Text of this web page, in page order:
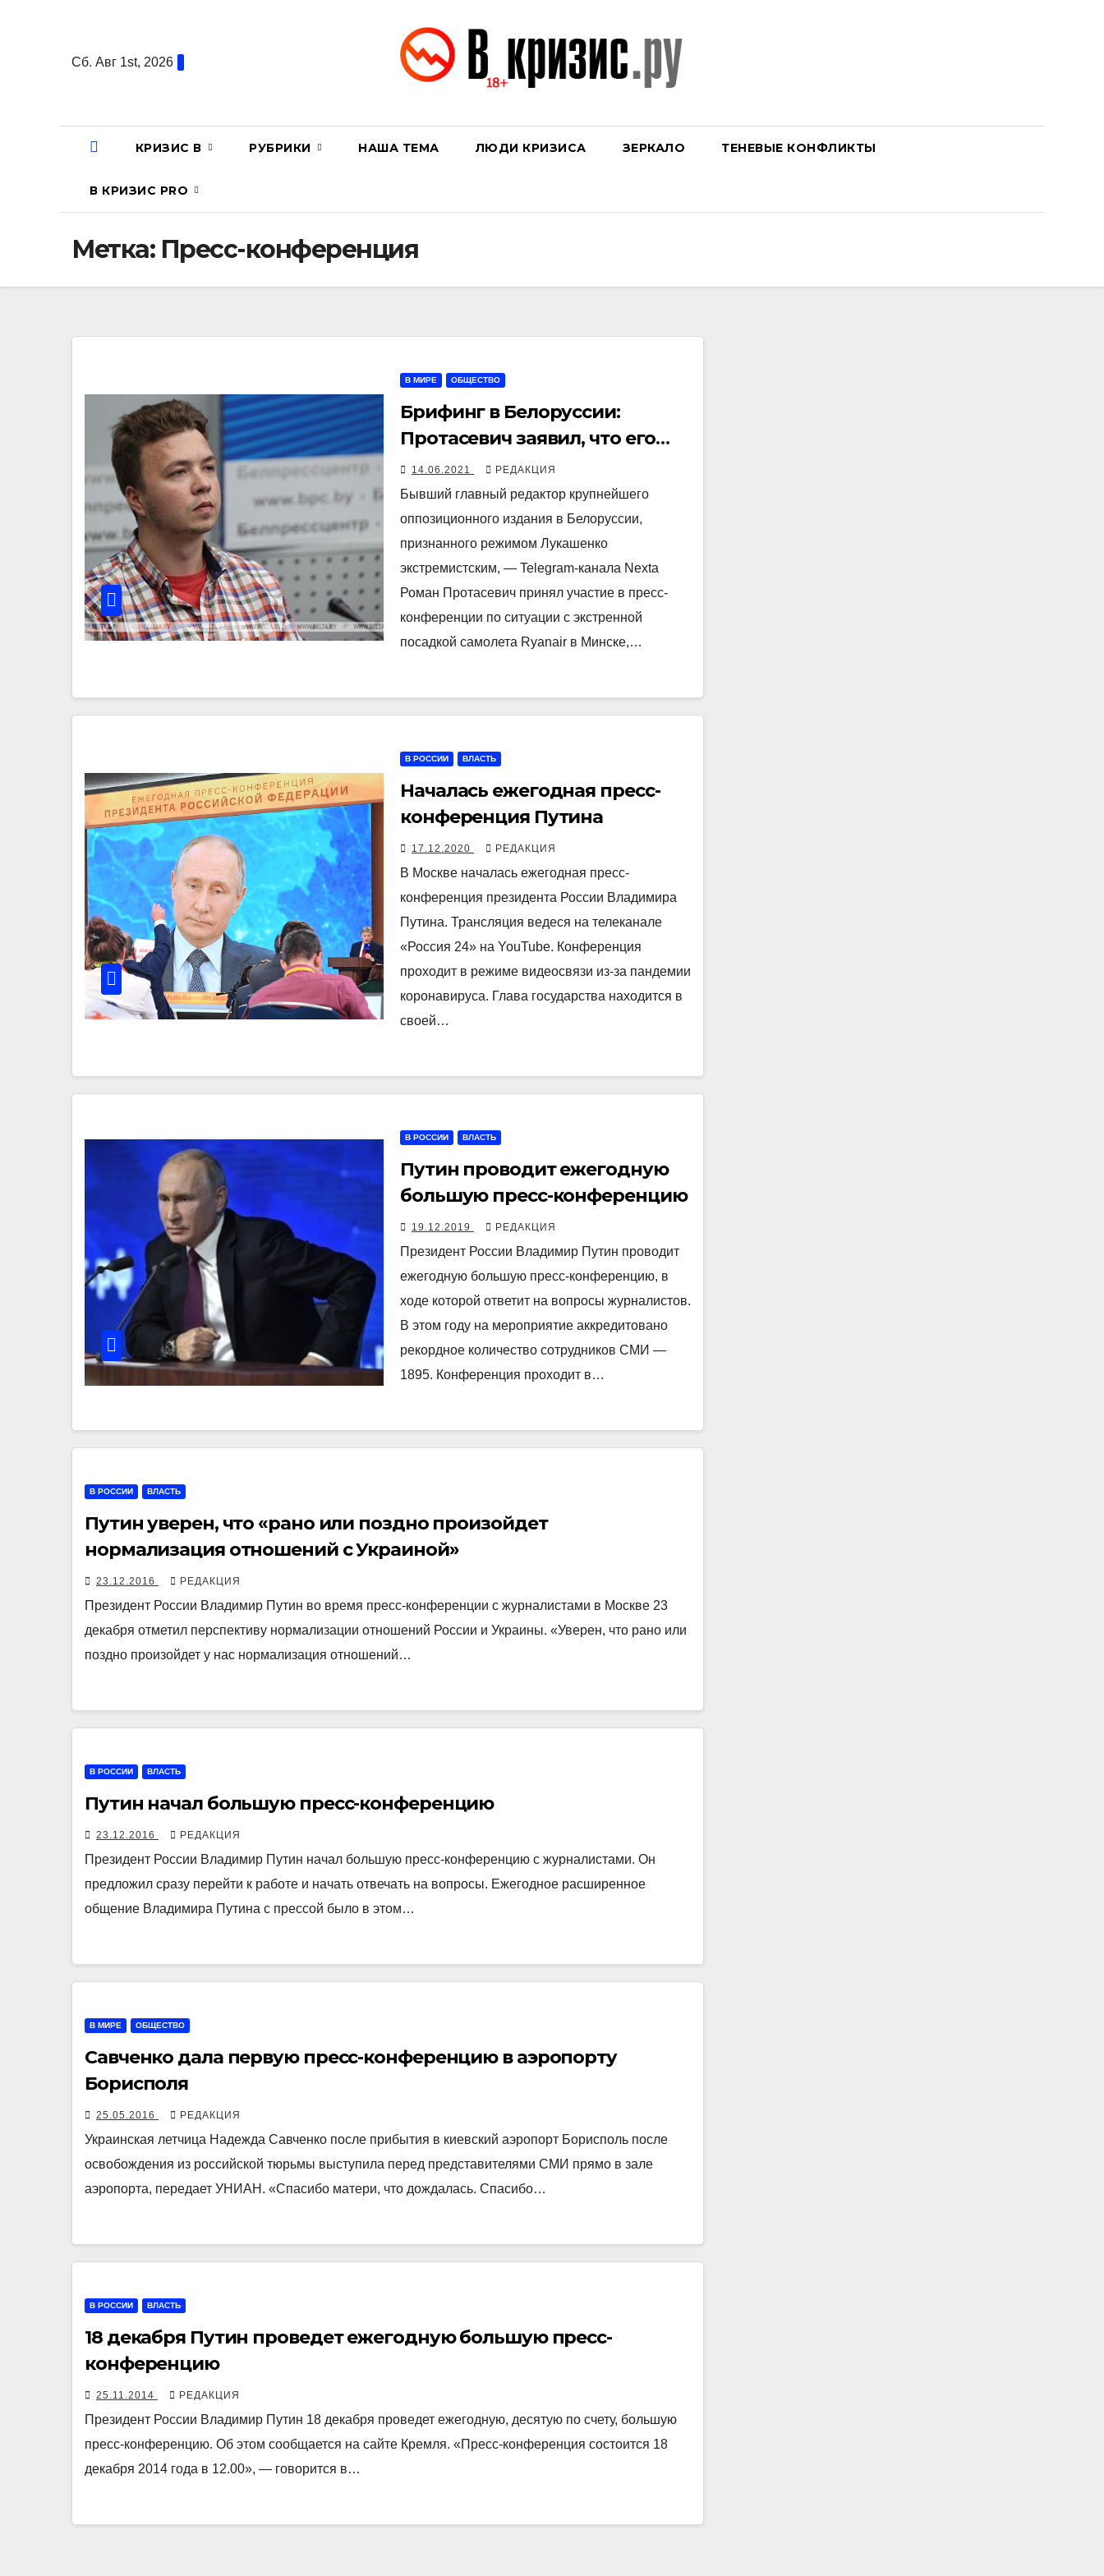
содержаниюСб. Авг 1st, 2026
КРИЗИС В РУБРИКИ НАША ТЕМА ЛЮДИ КРИЗИСА ЗЕРКАЛО ТЕНЕВЫЕ КОНФЛИКТЫ
В КРИЗИС PRO
Метка: Пресс-конференция
В МИРЕ ОБЩЕСТВО
Брифинг в Белоруссии:
Протасевич заявил, что его
«никто не бил», белорусские
власти — «никакого перехвата
и разворота не было»
14.06.2021 РЕДАКЦИЯ
Бывший главный редактор крупнейшего
оппозиционного издания в Белоруссии,
признанного режимом Лукашенко
экстремистским, — Telegram-канала Nexta
Роман Протасевич принял участие в пресс-
конференции по ситуации с экстренной
посадкой самолета Ryanair в Минске,…
В РОССИИ ВЛАСТЬ
Началась ежегодная пресс-
конференция Путина
17.12.2020 РЕДАКЦИЯ
В Москве началась ежегодная пресс-
конференция президента России Владимира
Путина. Трансляция ведеся на телеканале
«Россия 24» на YouTube. Конференция
проходит в режиме видеосвязи из-за пандемии
коронавируса. Глава государства находится в
своей…
В РОССИИ ВЛАСТЬ
Путин проводит ежегодную
большую пресс-конференцию
19.12.2019 РЕДАКЦИЯ
Президент России Владимир Путин проводит
ежегодную большую пресс-конференцию, в
ходе которой ответит на вопросы журналистов.
В этом году на мероприятие аккредитовано
рекордное количество сотрудников СМИ —
1895. Конференция проходит в…
В РОССИИ ВЛАСТЬ
Путин уверен, что «рано или поздно произойдет
нормализация отношений с Украиной»
23.12.2016 РЕДАКЦИЯ
Президент России Владимир Путин во время пресс-конференции с журналистами в Москве 23
декабря отметил перспективу нормализации отношений России и Украины. «Уверен, что рано или
поздно произойдет у нас нормализация отношений…
В РОССИИ ВЛАСТЬ
Путин начал большую пресс-конференцию
23.12.2016 РЕДАКЦИЯ
Президент России Владимир Путин начал большую пресс-конференцию с журналистами. Он
предложил сразу перейти к работе и начать отвечать на вопросы. Ежегодное расширенное
общение Владимира Путина с прессой было в этом…
В МИРЕ ОБЩЕСТВО
Савченко дала первую пресс-конференцию в аэропорту
Борисполя
25.05.2016 РЕДАКЦИЯ
Украинская летчица Надежда Савченко после прибытия в киевский аэропорт Борисполь после
освобождения из российской тюрьмы выступила перед представителями СМИ прямо в зале
аэропорта, передает УНИАН. «Спасибо матери, что дождалась. Спасибо…
В РОССИИ ВЛАСТЬ
18 декабря Путин проведет ежегодную большую пресс-
конференцию
25.11.2014 РЕДАКЦИЯ
Президент России Владимир Путин 18 декабря проведет ежегодную, десятую по счету, большую
пресс-конференцию. Об этом сообщается на сайте Кремля. «Пресс-конференция состоится 18
декабря 2014 года в 12.00», — говорится в…